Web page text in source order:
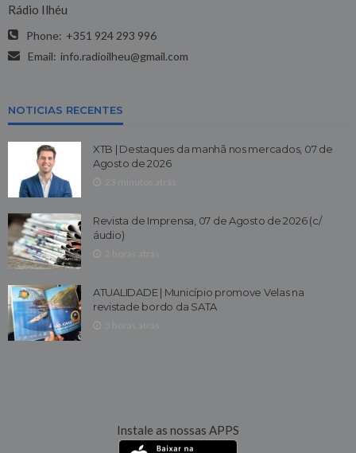
Rádio Ilhéu
Phone: +351 924 293 996
Email: info.radioilheu@gmail.com
NOTICIAS RECENTES
XTB | Destaques da manhã nos mercados, 07 de
Agosto de 2026
Revista de Imprensa, 07 de Agosto de 2026 (c/
áudio)
ATUALIDADE | Município promove Velas na
revistade bordo da SATA
Instale as nossas APPS